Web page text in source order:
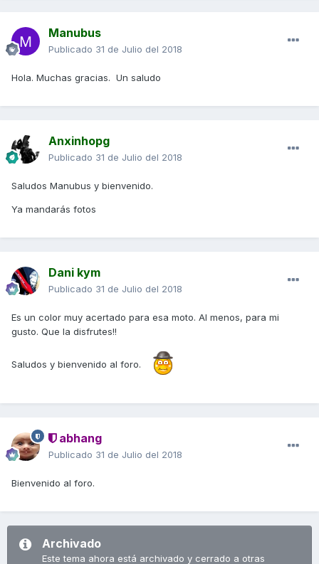
Manubus
Publicado 31 de Julio del 2018
Hola. Muchas gracias. Un saludo
Anxinhopg
Publicado 31 de Julio del 2018
Saludos Manubus y bienvenido.
Ya mandarás fotos
Dani kym
Publicado 31 de Julio del 2018
Es un color muy acertado para esa moto. Al menos, para mi
gusto. Que la disfrutes!!
Saludos y bienvenido al foro.
abhang
Publicado 31 de Julio del 2018
Bienvenido al foro.
Archivado
Este tema ahora está archivado y cerrado a otras